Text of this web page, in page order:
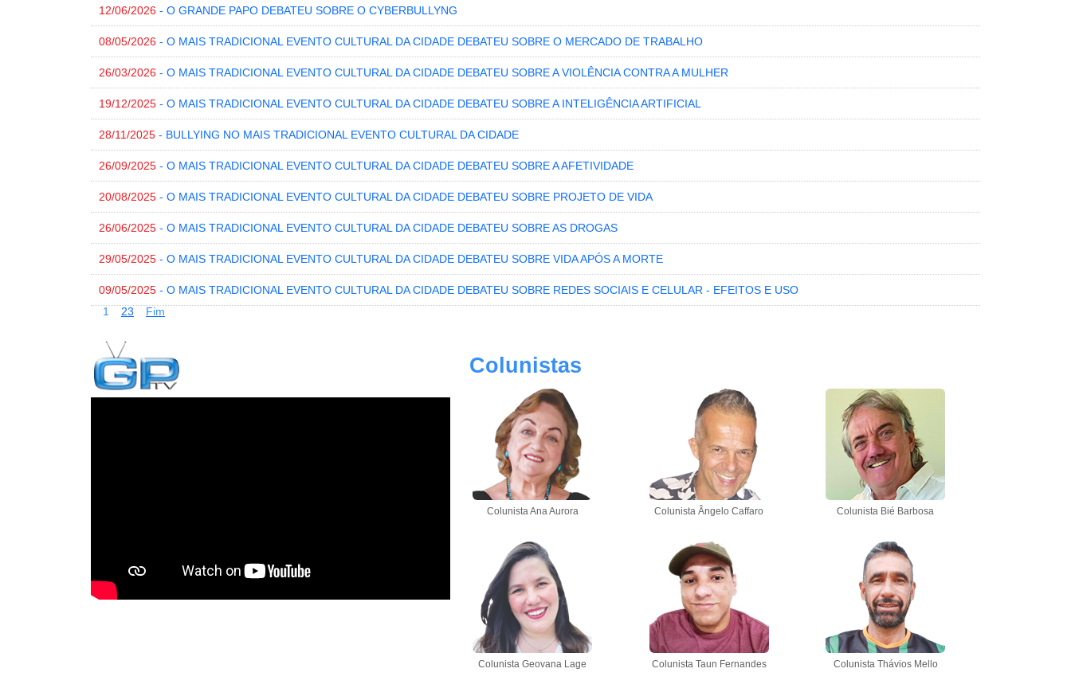
12/06/2026 - O GRANDE PAPO DEBATEU SOBRE O CYBERBULLYNG
08/05/2026 - O MAIS TRADICIONAL EVENTO CULTURAL DA CIDADE DEBATEU SOBRE O MERCADO DE TRABALHO
26/03/2026 - O MAIS TRADICIONAL EVENTO CULTURAL DA CIDADE DEBATEU SOBRE A VIOLÊNCIA CONTRA A MULHER
19/12/2025 - O MAIS TRADICIONAL EVENTO CULTURAL DA CIDADE DEBATEU SOBRE A INTELIGÊNCIA ARTIFICIAL
28/11/2025 - BULLYING NO MAIS TRADICIONAL EVENTO CULTURAL DA CIDADE
26/09/2025 - O MAIS TRADICIONAL EVENTO CULTURAL DA CIDADE DEBATEU SOBRE A AFETIVIDADE
20/08/2025 - O MAIS TRADICIONAL EVENTO CULTURAL DA CIDADE DEBATEU SOBRE PROJETO DE VIDA
26/06/2025 - O MAIS TRADICIONAL EVENTO CULTURAL DA CIDADE DEBATEU SOBRE AS DROGAS
29/05/2025 - O MAIS TRADICIONAL EVENTO CULTURAL DA CIDADE DEBATEU SOBRE VIDA APÓS A MORTE
09/05/2025 - O MAIS TRADICIONAL EVENTO CULTURAL DA CIDADE DEBATEU SOBRE REDES SOCIAIS E CELULAR - EFEITOS E USO
1
23 Fim
Colunistas
Colunista Ana Aurora Colunista Ângelo Caffaro Colunista Bié Barbosa
Colunista Geovana Lage Colunista Taun Fernandes Colunista Thávios Mello